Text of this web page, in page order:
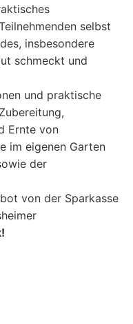
selbst
insbesondere
schmeckt und
und praktische
Ernte von
im eigenen Garten
der
von der Sparkasse